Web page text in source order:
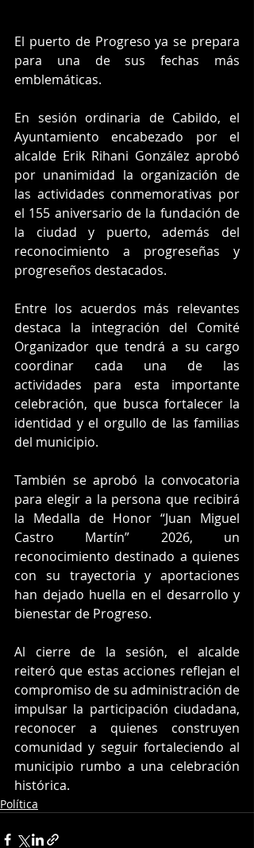
El puerto de Progreso ya se prepara
para una de sus fechas más
emblemáticas.
En sesión ordinaria de Cabildo, el
Ayuntamiento encabezado por el
alcalde Erik Rihani González aprobó
por unanimidad la organización de
las actividades conmemorativas por
el 155 aniversario de la fundación de
la ciudad y puerto, además del
reconocimiento a progreseñas y
progreseños destacados.
Entre los acuerdos más relevantes
destaca la integración del Comité
Organizador que tendrá a su cargo
coordinar cada una de las
actividades para esta importante
celebración, que busca fortalecer la
identidad y el orgullo de las familias
del municipio.
También se aprobó la convocatoria
para elegir a la persona que recibirá
la Medalla de Honor “Juan Miguel
Castro Martín” 2026, un
reconocimiento destinado a quienes
con su trayectoria y aportaciones
han dejado huella en el desarrollo y
bienestar de Progreso.
Al cierre de la sesión, el alcalde
reiteró que estas acciones reflejan el
compromiso de su administración de
impulsar la participación ciudadana,
reconocer a quienes construyen
comunidad y seguir fortaleciendo al
municipio rumbo a una celebración
histórica.
Política